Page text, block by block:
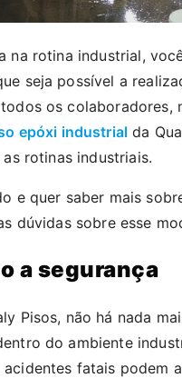
na rotina industrial,
seja possível a
os colaboradores,
epóxi industrial da
rotinas industriais.
e quer saber mais
dúvidas sobre esse
a segurança
Pisos, não há nada
do ambiente
fatais podem